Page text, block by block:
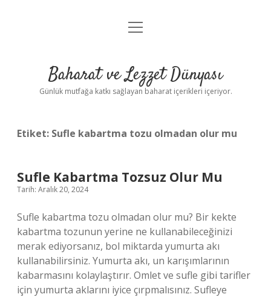
Anasayfa
Yasal Uyarı
menüyü
Baharat ve Lezzet Dünyası
Günlük mutfağa katkı sağlayan baharat içerikleri içeriyor.
Etiket: Sufle kabartma tozu olmadan olur mu
Sufle Kabartma Tozsuz Olur Mu
Tarih: Aralık 20, 2024
Sufle kabartma tozu olmadan olur mu? Bir kekte
kabartma tozunun yerine ne kullanabileceğinizi
merak ediyorsanız, bol miktarda yumurta akı
kullanabilirsiniz. Yumurta akı, un karışımlarının
kabarmasını kolaylaştırır. Omlet ve sufle gibi tarifler
için yumurta aklarını iyice çırpmalısınız. Sufleye